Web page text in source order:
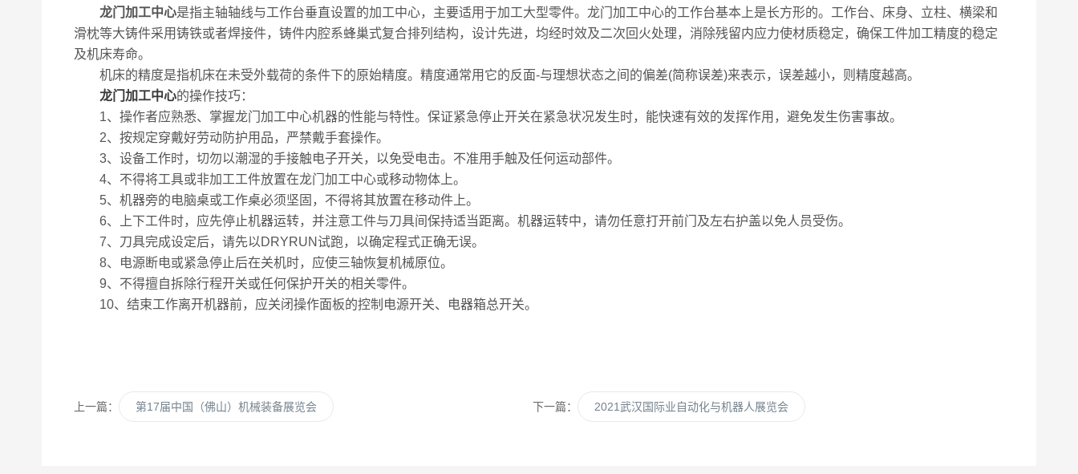
龙门加工中心是指主轴轴线与工作台垂直设置的加工中心，主要适用于加工大型零件。龙门加工中心的工作台基本上是长方形的。工作台、床身、立柱、横梁和
滑枕等大铸件采用铸铁或者焊接件，铸件内腔系蜂巢式复合排列结构，设计先进，均经时效及二次回火处理，消除残留内应力使材质稳定，确保工件加工精度的稳定
及机床寿命。
机床的精度是指机床在未受外载荷的条件下的原始精度。精度通常用它的反面-与理想状态之间的偏差(简称误差)来表示，误差越小，则精度越高。
龙门加工中心的操作技巧：
1、操作者应熟悉、掌握龙门加工中心机器的性能与特性。保证紧急停止开关在紧急状况发生时，能快速有效的发挥作用，避免发生伤害事故。
2、按规定穿戴好劳动防护用品，严禁戴手套操作。
3、设备工作时，切勿以潮湿的手接触电子开关，以免受电击。不准用手触及任何运动部件。
4、不得将工具或非加工工件放置在龙门加工中心或移动物体上。
5、机器旁的电脑桌或工作桌必须坚固，不得将其放置在移动件上。
6、上下工件时，应先停止机器运转，并注意工件与刀具间保持适当距离。机器运转中，请勿任意打开前门及左右护盖以免人员受伤。
7、刀具完成设定后，请先以DRYRUN试跑，以确定程式正确无误。
8、电源断电或紧急停止后在关机时，应使三轴恢复机械原位。
9、不得擅自拆除行程开关或任何保护开关的相关零件。
10、结束工作离开机器前，应关闭操作面板的控制电源开关、电器箱总开关。
上一篇： 第17届中国（佛山）机械装备展览会 下一篇： 2021武汉国际业自动化与机器人展览会